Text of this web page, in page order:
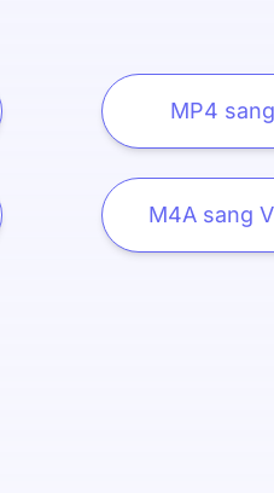
MP4
M4A sang